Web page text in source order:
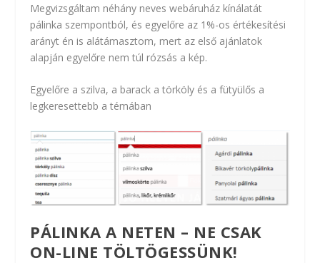
Megvizsgáltam néhány neves webáruház kínálatát
pálinka szempontból, és egyelőre az 1%-os értékesítési
arányt én is alátámasztom, mert az első ajánlatok
alapján egyelőre nem túl rózsás a kép.
Egyelőre a szilva, a barack a törköly és a fütyülős a
legkeresettebb a témában
PÁLINKA A NETEN – NE CSAK
ON-LINE TÖLTÖGESSÜNK!